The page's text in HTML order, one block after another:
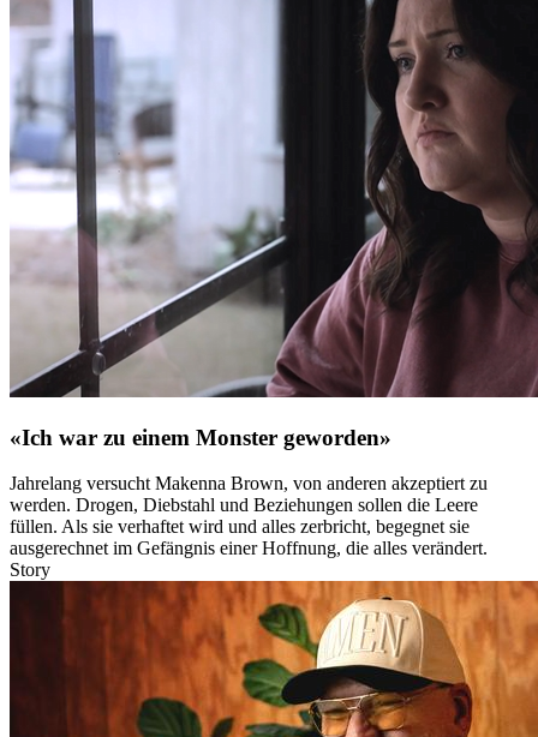
«Ich war zu einem Monster geworden»
Jahrelang versucht Makenna Brown, von anderen akzeptiert zu
werden. Drogen, Diebstahl und Beziehungen sollen die Leere
füllen. Als sie verhaftet wird und alles zerbricht, begegnet sie
ausgerechnet im Gefängnis einer Hoffnung, die alles verändert.
Story